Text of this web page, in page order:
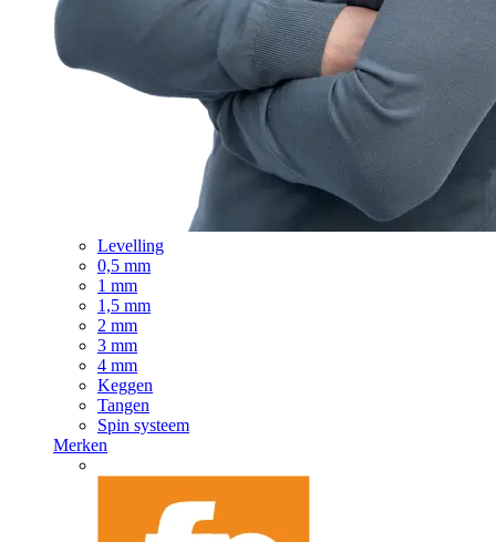
Levelling
0,5 mm
1 mm
1,5 mm
2 mm
3 mm
4 mm
Keggen
Tangen
Spin systeem
Merken